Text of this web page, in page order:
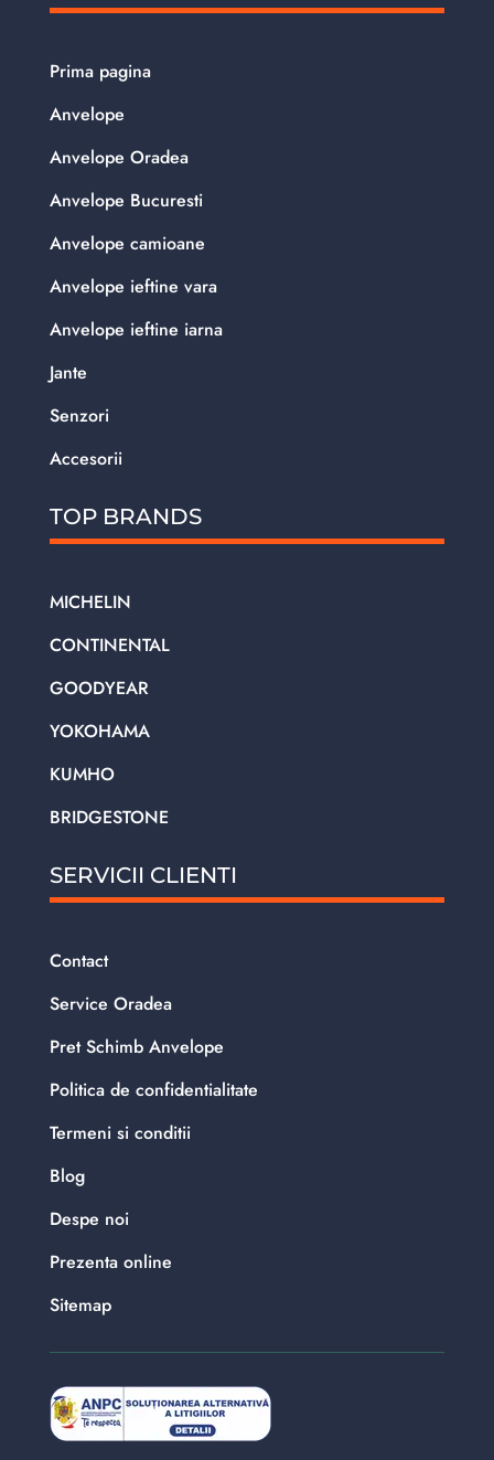
Prima pagina
Anvelope
Anvelope Oradea
Anvelope Bucuresti
Anvelope camioane
Anvelope ieftine vara
Anvelope ieftine iarna
Jante
Senzori
Accesorii
TOP BRANDS
MICHELIN
CONTINENTAL
GOODYEAR
YOKOHAMA
KUMHO
BRIDGESTONE
SERVICII CLIENTI
Contact
Service Oradea
Pret Schimb Anvelope
Politica de confidentialitate
Termeni si conditii
Blog
Despe noi
Prezenta online
Sitemap